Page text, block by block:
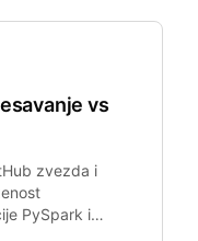
vs
zvezda i
PySpark i